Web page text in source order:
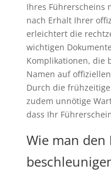
Ihres Führerscheins
nach Erhalt Ihrer
erleichtert die
wichtigen
Komplikationen, die
Namen auf
Durch die
zudem unnötige
dass Ihr
Wie man den